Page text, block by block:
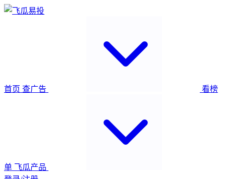
首页 查广告 看榜
单 飞瓜产品